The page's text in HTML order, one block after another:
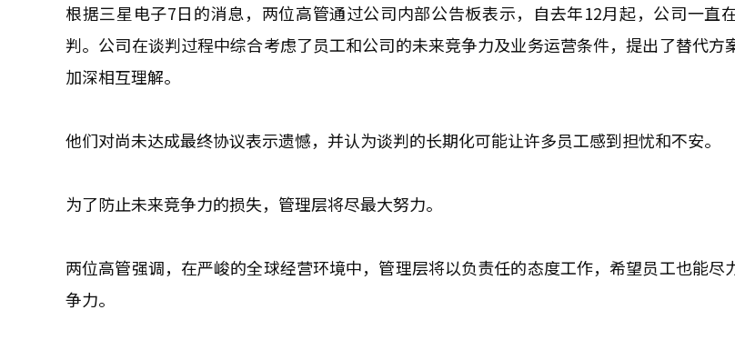
根据三星电子7日的消息，两位高管通过公司内部公告板表示，自去年12月起，公司一直
判。公司在谈判过程中综合考虑了员工和公司的未来竞争力及业务运营条件，提出了替代方
加深相互理解。
他们对尚未达成最终协议表示遗憾，并认为谈判的长期化可能让许多员工感到担忧和不安。
为了防止未来竞争力的损失，管理层将尽最大努力。
两位高管强调，在严峻的全球经营环境中，管理层将以负责任的态度工作，希望员工也能尽
争力。